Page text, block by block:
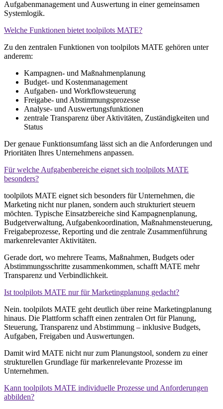
Aufgabenmanagement und Auswertung in einer gemeinsamen
Systemlogik.
Welche Funktionen bietet toolpilots MATE?
Zu den zentralen Funktionen von toolpilots MATE gehören unter
anderem:
Kampagnen- und Maßnahmenplanung
Budget- und Kostenmanagement
Aufgaben- und Workflowsteuerung
Freigabe- und Abstimmungsprozesse
Analyse- und Auswertungsfunktionen
zentrale Transparenz über Aktivitäten, Zuständigkeiten und
Status
Der genaue Funktionsumfang lässt sich an die Anforderungen und
Prioritäten Ihres Unternehmens anpassen.
Für welche Aufgabenbereiche eignet sich toolpilots MATE
besonders?
toolpilots MATE eignet sich besonders für Unternehmen, die
Marketing nicht nur planen, sondern auch strukturiert steuern
möchten. Typische Einsatzbereiche sind Kampagnenplanung,
Budgetverwaltung, Aufgabenkoordination, Maßnahmensteuerung,
Freigabeprozesse, Reporting und die zentrale Zusammenführung
markenrelevanter Aktivitäten.
Gerade dort, wo mehrere Teams, Maßnahmen, Budgets oder
Abstimmungsschritte zusammenkommen, schafft MATE mehr
Transparenz und Verbindlichkeit.
Ist toolpilots MATE nur für Marketingplanung gedacht?
Nein. toolpilots MATE geht deutlich über reine Marketingplanung
hinaus. Die Plattform schafft einen zentralen Ort für Planung,
Steuerung, Transparenz und Abstimmung – inklusive Budgets,
Aufgaben, Freigaben und Auswertungen.
Damit wird MATE nicht nur zum Planungstool, sondern zu einer
strukturellen Grundlage für markenrelevante Prozesse im
Unternehmen.
Kann toolpilots MATE individuelle Prozesse und Anforderungen
abbilden?